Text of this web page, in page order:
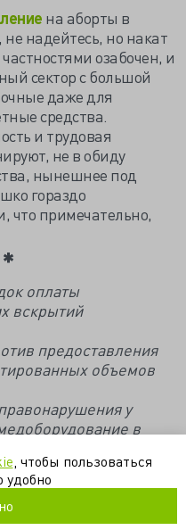
на аборты в
надейтесь, но накат
озабочен, и
сектор с большой
даже для
средства.
и трудовая
не в обиду
нынешнее под
гораздо
что примечательно,
оплаты
вскрытий
предоставления
объемов
у
в
, чтобы пользоваться
удобно